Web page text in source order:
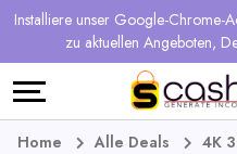
Installiere unser Google-Chrome-
zu aktuellen Angeboten,
Regional
Shops
Online-
Shops
Geschäfte
Mehr
verdienen
Sprache
Deutsch
Home Alle Deals 4K